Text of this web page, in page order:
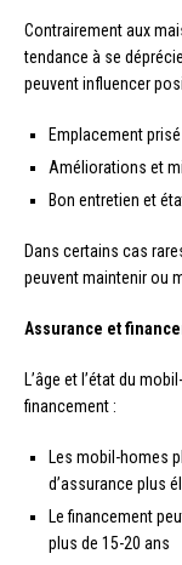
Contrairement aux
tendance à se
peuvent influencer
Emplacement prisé
Améliorations et
Bon entretien et
Dans certains cas
peuvent maintenir ou
Assurance et
L’âge et l’état du
financement :
Les mobil-homes
d’assurance plus
Le financement
plus de 15-20 ans